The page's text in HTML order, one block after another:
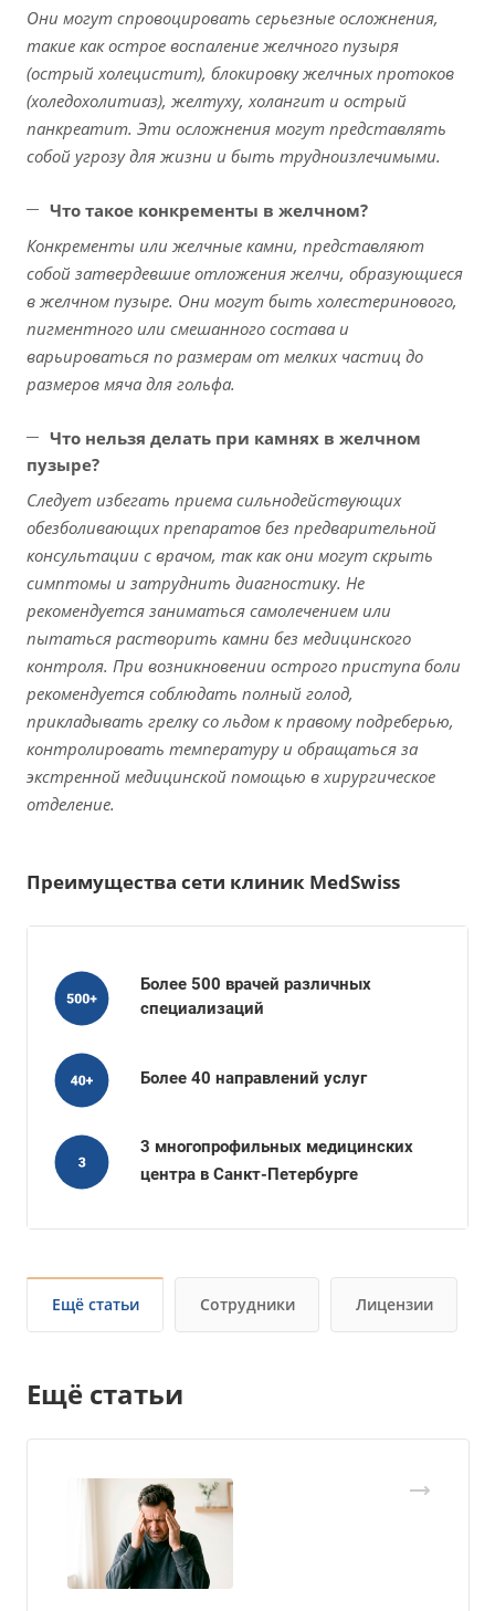
Они могут спровоцировать серьезные осложнения,
такие как острое воспаление желчного пузыря
(острый холецистит), блокировку желчных протоков
(холедохолитиаз), желтуху, холангит и острый
панкреатит. Эти осложнения могут представлять
собой угрозу для жизни и быть трудноизлечимыми.
Что такое конкременты в желчном?
Конкременты или желчные камни, представляют
собой затвердевшие отложения желчи, образующиеся
в желчном пузыре. Они могут быть холестеринового,
пигментного или смешанного состава и
варьироваться по размерам от мелких частиц до
размеров мяча для гольфа.
Что нельзя делать при камнях в желчном
пузыре?
Следует избегать приема сильнодействующих
обезболивающих препаратов без предварительной
консультации с врачом, так как они могут скрыть
симптомы и затруднить диагностику. Не
рекомендуется заниматься самолечением или
пытаться растворить камни без медицинского
контроля. При возникновении острого приступа боли
рекомендуется соблюдать полный голод,
прикладывать грелку со льдом к правому подреберью,
контролировать температуру и обращаться за
экстренной медицинской помощью в хирургическое
отделение.
Преимущества сети клиник MedSwiss
Более 500 врачей различных
специализаций
Более 40 направлений услуг
3 многопрофильных медицинских
центра в Санкт-Петербурге
Ещё статьи Сотрудники Лицензии
Ещё статьи